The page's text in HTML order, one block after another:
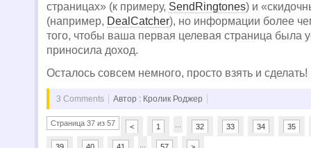
страницах» (к примеру, SendRingtones) и
(например, DealCatcher), но информации более
того, чтобы ваша первая целевая страница была
приносила доход.
Осталось совсем немного, просто взять и сделать!
3 Comments Автор : Кролик Роджер
Страница 37 из 57 < 1 32 33 34 35